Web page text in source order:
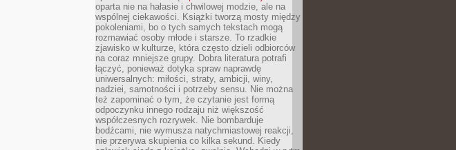
oparta nie na hałasie i chwilowej modzie, ale na
wspólnej ciekawości. Książki tworzą mosty między
pokoleniami, bo o tych samych tekstach mogą
rozmawiać osoby młode i starsze. To rzadkie
zjawisko w kulturze, która często dzieli odbiorców
na coraz mniejsze grupy. Dobra literatura potrafi
łączyć, ponieważ dotyka spraw naprawdę
uniwersalnych: miłości, straty, ambicji, winy,
nadziei, samotności i potrzeby sensu. Nie można
też zapominać o tym, że czytanie jest formą
odpoczynku innego rodzaju niż większość
współczesnych rozrywek. Nie bombarduje
bodźcami, nie wymusza natychmiastowej reakcji,
nie przerywa skupienia co kilka sekund. Kiedy